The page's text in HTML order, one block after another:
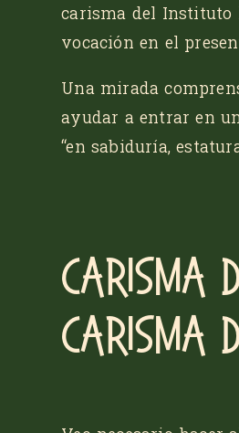
carisma del
vocación en el
Una mirada
ayudar a entrar en
“en sabiduría,
Carisma
carisma